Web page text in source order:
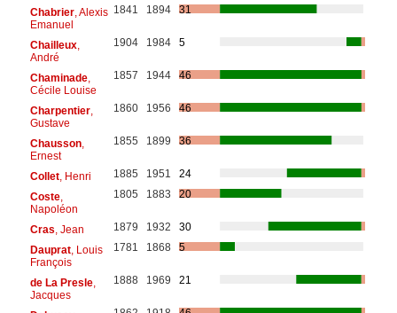
Chabrier, Alexis
Emanuel
1841 1894 31
Chailleux,
André
1904 1984 5
Chaminade,
Cécile Louise
1857 1944 46
Charpentier,
Gustave
1860 1956 46
Chausson,
Ernest
1855 1899 36
Collet, Henri 1885 1951
24
Coste,
Napoléon
1805 1883 20
Cras, Jean 1879 1932
30
Dauprat, Louis
François
1781 1868 5
de La Presle,
Jacques
1888 1969 21